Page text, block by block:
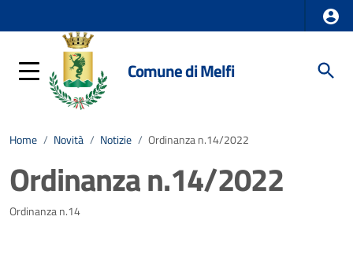
Comune di Melfi
Home / Novità / Notizie / Ordinanza n.14/2022
Ordinanza n.14/2022
Dettagli della notizia
Ordinanza n.14